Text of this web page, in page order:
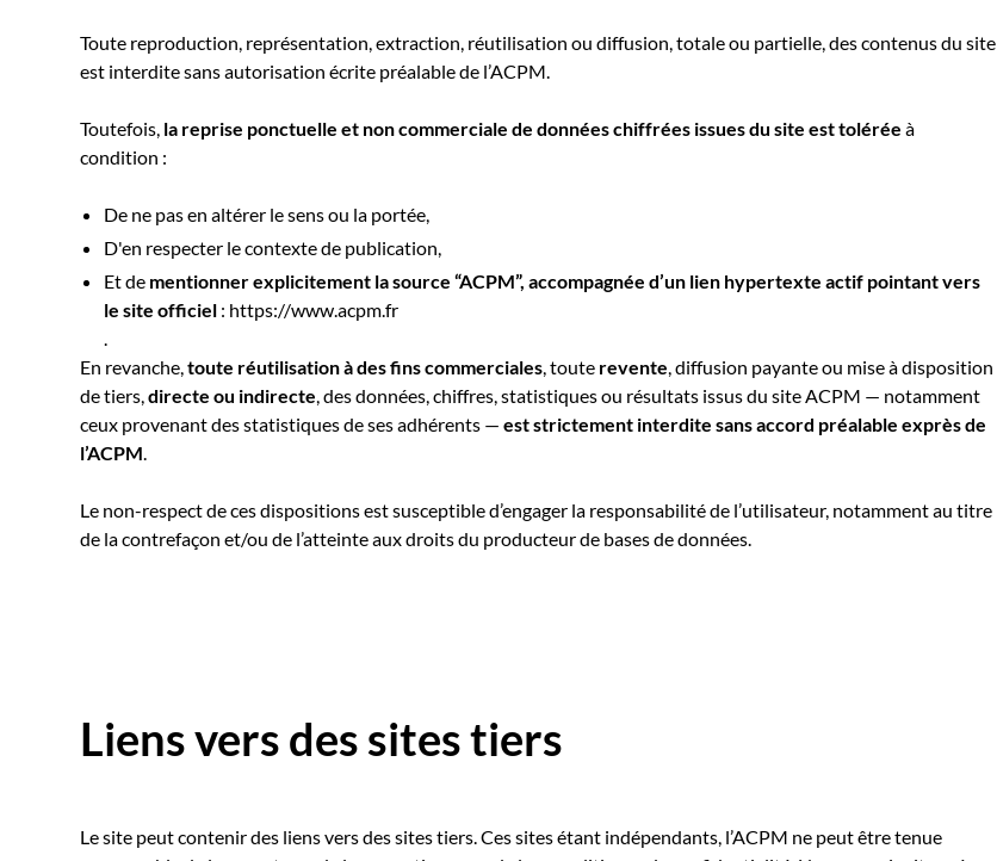
Toute reproduction, représentation, extraction, réutilisation ou diffusion, totale ou partielle, des contenus du site
est interdite sans autorisation écrite préalable de l’ACPM.
Toutefois, la reprise ponctuelle et non commerciale de données chiffrées issues du site est tolérée à
condition :
De ne pas en altérer le sens ou la portée,
D'en respecter le contexte de publication,
Et de mentionner explicitement la source “ACPM”, accompagnée d’un lien hypertexte actif pointant vers
le site officiel : https://www.acpm.fr
En revanche,toute réutilisation à des fins commerciales , toute revente , diffusion payante ou mise à disposition
de tiers,directe ou indirecte , des données, chiffres, statistiques ou résultats issus du site ACPM — notamment
ceux provenant des statistiques de ses adhérents —est strictement interdite sans accord préalable exprès de
l’ACPM
Le non-respect de ces dispositions est susceptible d’engager la responsabilité de l’utilisateur, notamment au titre
de la contrefaçon et/ou de l’atteinte aux droits du producteur de bases de données.
Liens vers des sites tiers
Le site peut contenir des liens vers des sites tiers. Ces sites étant indépendants, l’ACPM ne peut être tenue